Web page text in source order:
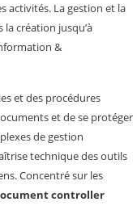
activités. La gestion et la
création jusqu’à
&
et des procédures
et de se protéger
de gestion
technique des outils
Concentré sur les
controller